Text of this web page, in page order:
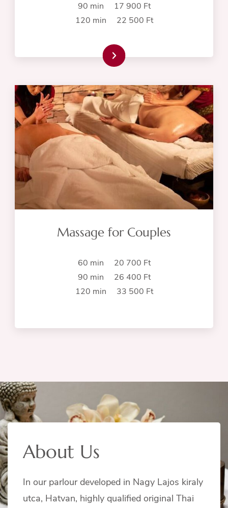
90 min 17 900 Ft
120 min 22 500 Ft
Read more
Massage for Couples
60 min 20 700 Ft
90 min 26 400 Ft
120 min 33 500 Ft
About Us
In our parlour developed in Nagy Lajos kiraly
utca, Hatvan, highly qualified original Thai